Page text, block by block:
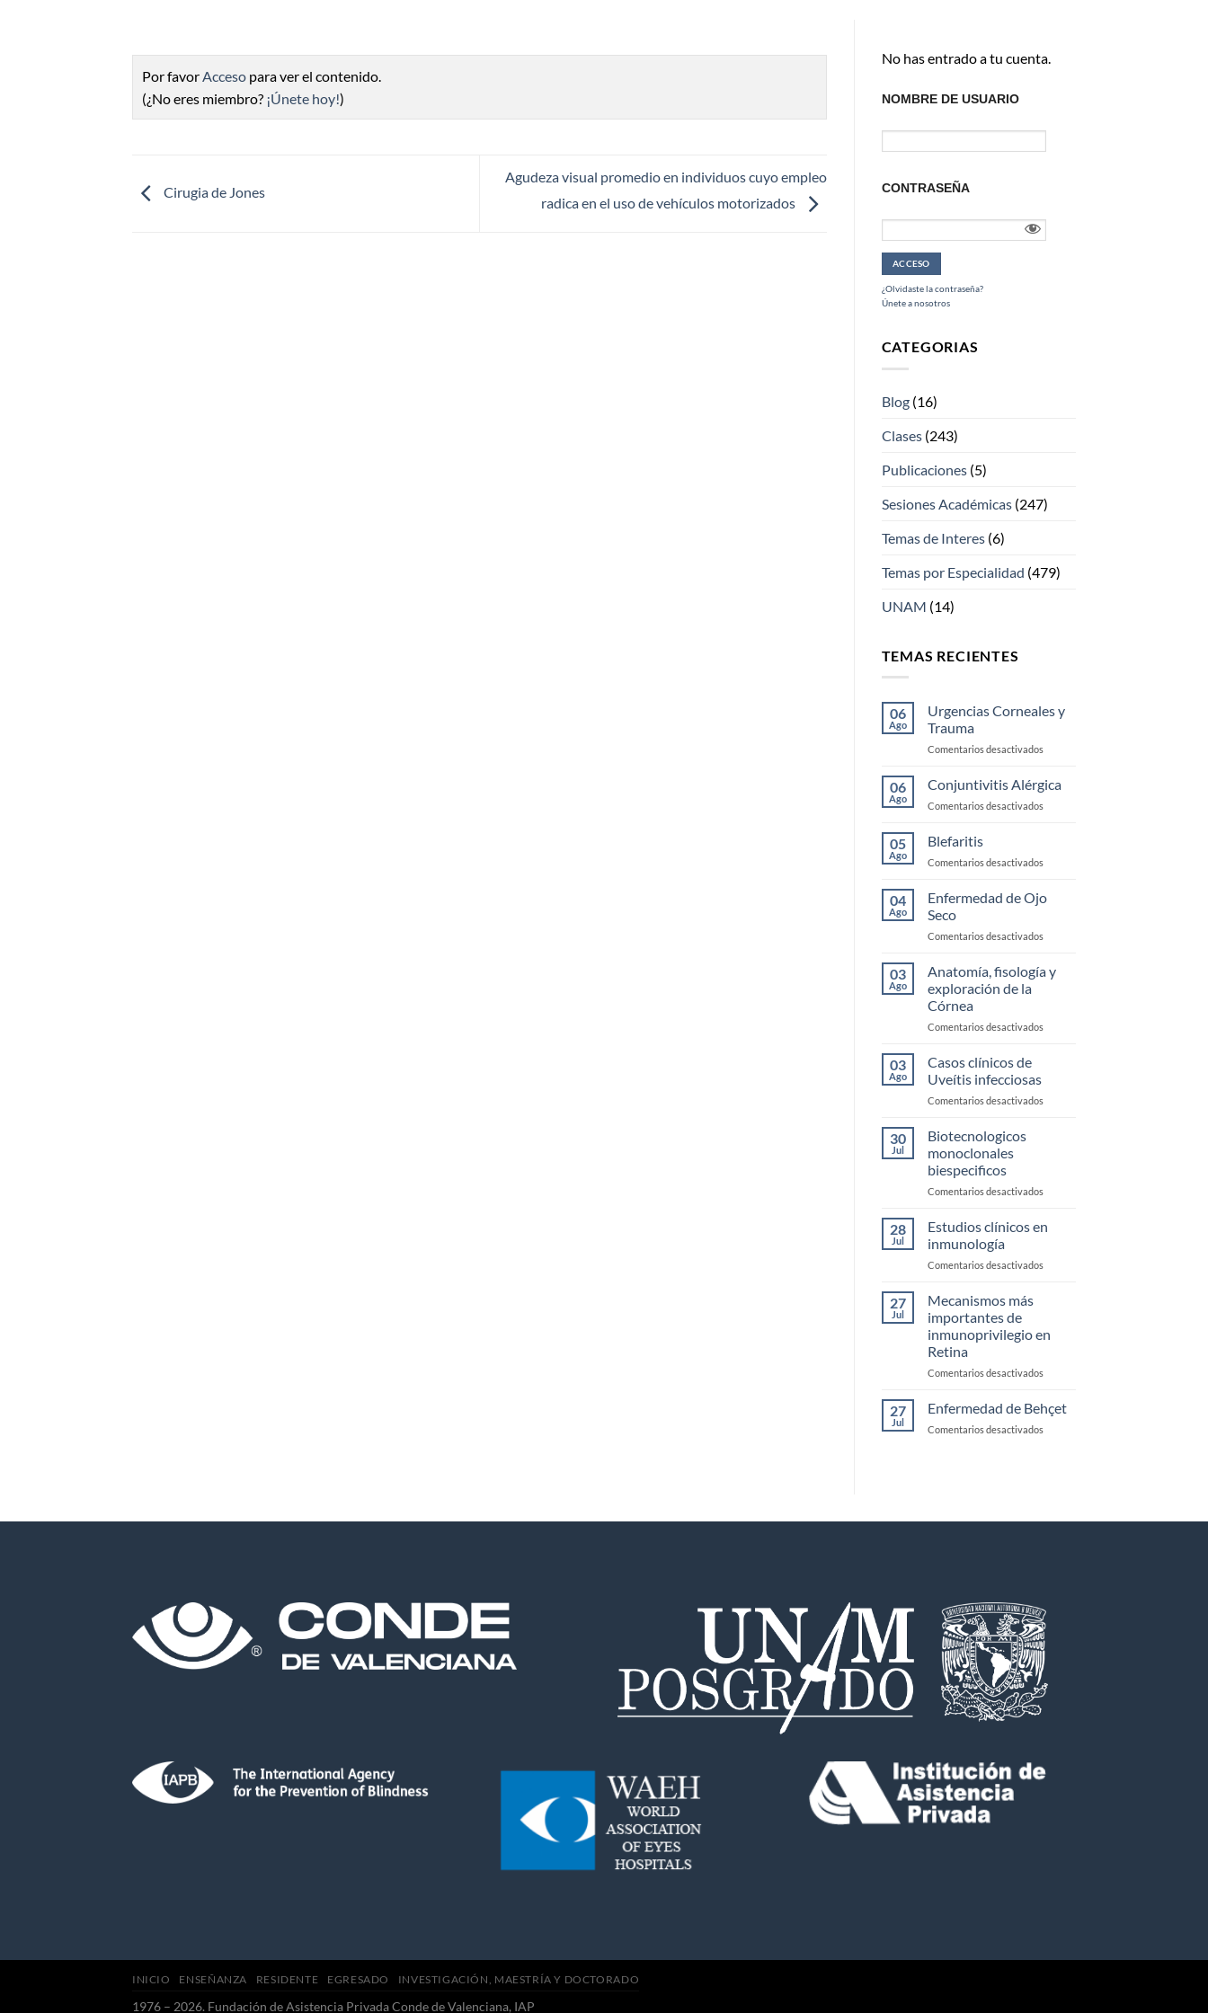
Por favorAcceso para ver el contenido.
(¿No eres miembro? ¡Únete hoy!)
Cirugia de Jones
Agudeza visual promedio en individuos cuyo empleo
radica en el uso de vehículos motorizados
No has entrado a tu cuenta.
NOMBRE DE USUARIO
CONTRASEÑA
¿Olvidaste la contraseña?
Únete a nosotros
CATEGORIAS
Blog(16)
Clases(243)
Publicaciones(5)
Sesiones Académicas(247)
Temas de Interes(6)
Temas por Especialidad (479)
UNAM (14)
TEMAS RECIENTES
06
Ago
Urgencias Corneales y
Trauma
Comentarios desactivadosen
Corneales
y
Trauma
06
Ago
Conjuntivitis Alérgica
Comentarios desactivadosen
05
Ago
Blefaritis
Comentarios desactivadosen
04
Ago
Enfermedad de Ojo
Seco
Comentarios desactivadosen
Ojo
03
Ago
Anatomía, fisología y
exploración de la
Córnea
Comentarios desactivadosen
de
03
Ago
Casos clínicos de
Uveítis infecciosas
Comentarios desactivadosen
30
Jul
Biotecnologicos
monoclonales
biespecificos
Comentarios desactivadosen
28
Jul
Estudios clínicos en
inmunología
Comentarios desactivadosen
27
Jul
Mecanismos más
importantes de
inmunoprivilegio en
Retina
Comentarios desactivadosen
más
importantes
de
27
Jul
Enfermedad de Behçet
Comentarios desactivadosen
INICIO ENSEÑANZA RESIDENTE EGRESADO INVESTIGACIÓN, MAESTRÍA Y DOCTORADO
1976 – 2026. Fundación de Asistencia Privada Conde de Valenciana, IAP